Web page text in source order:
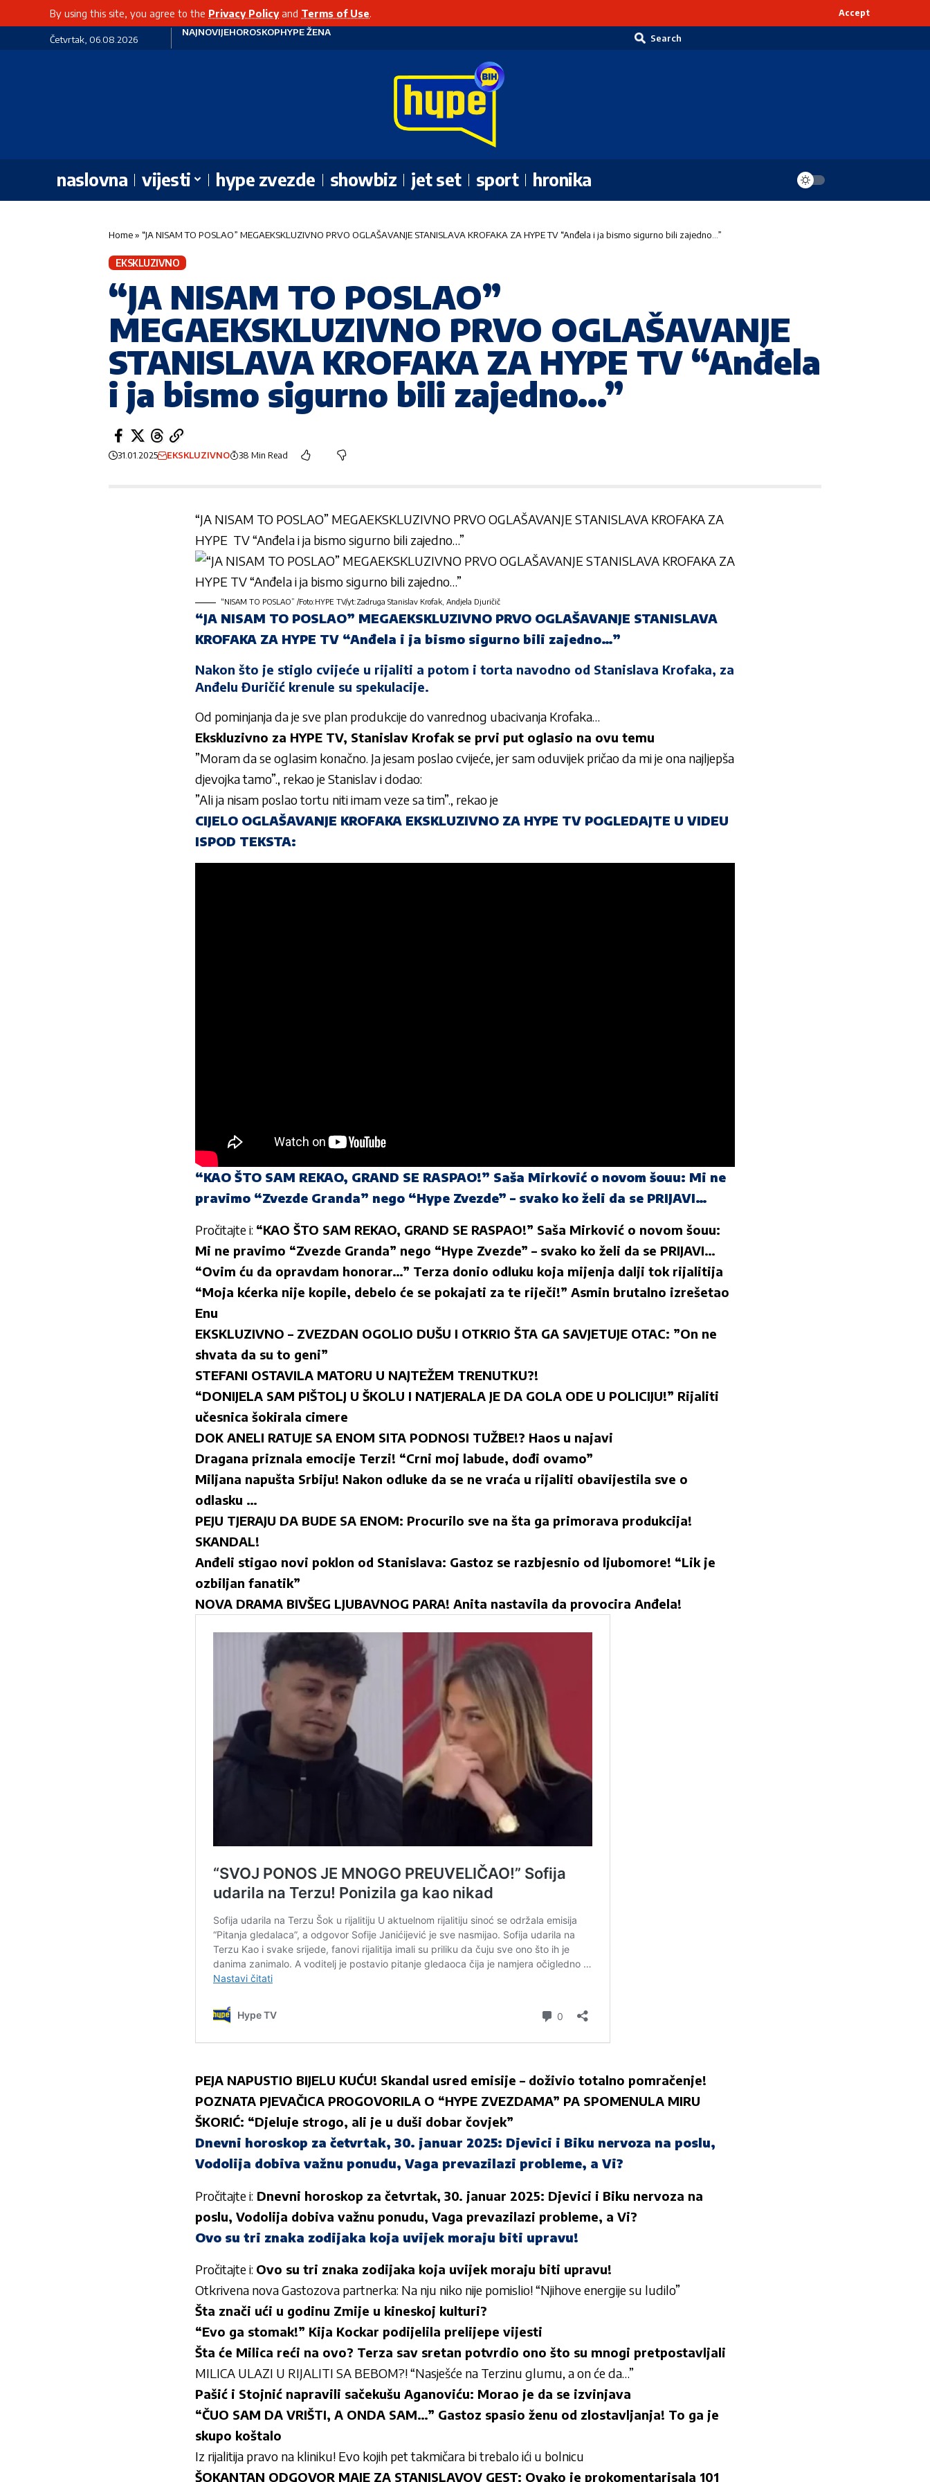
By using this site, you agree to the Privacy Policyand Terms of Use. Accept
Četvrtak, 06.08.2026
NAJNOVIJEHOROSKOPHYPE ŽENA
Search
naslovna vijesti hype zvezde showbiz jet set sport hronika
Home» “JA NISAM TO POSLAO” MEGAEKSKLUZIVNO PRVO OGLAŠAVANJE STANISLAVA KROFAKA ZA HYPE TV “Anđela i ja bismo sigurno bili zajedno…”
EKSKLUZIVNO
“JA NISAM TO POSLAO”
MEGAEKSKLUZIVNO PRVO OGLAŠAVANJE
STANISLAVA KROFAKA ZA HYPE TV “Anđela
i ja bismo sigurno bili zajedno…”
31.01.2025 EKSKLUZIVNO 38 Min Read
“JA NISAM TO POSLAO” MEGAEKSKLUZIVNO PRVO OGLAŠAVANJE STANISLAVA KROFAKA ZA
HYPE TV“Anđela i ja bismo sigurno bili zajedno…”
“NISAM TO POSLAO” /Foto:HYPE TV/yt:Zadruga Stanislav Krofak, Andjela Djuričič
“JA NISAM TO POSLAO” MEGAEKSKLUZIVNO PRVO OGLAŠAVANJE STANISLAVA
KROFAKA ZA HYPE TV “Anđela i ja bismo sigurno bili zajedno…”
Nakon što je stiglo cvijeće u rijaliti a potom i torta navodno od Stanislava Krofaka, za
Anđelu Đuričić krenule su spekulacije.
Od pominjanja da je sve plan produkcije do vanrednog ubacivanja Krofaka…
Ekskluzivno za HYPE TV, Stanislav Krofak se prvi put oglasio na ovu temu
”Moram da se oglasim konačno. Ja jesam poslao cvijeće, jer sam oduvijek pričao da mi je ona najljepša
djevojka tamo”., rekao je Stanislav i dodao:
”Ali ja nisam poslao tortu niti imam veze sa tim”., rekao je
CIJELO OGLAŠAVANJE KROFAKA EKSKLUZIVNO ZA HYPE TV POGLEDAJTE U VIDEU
ISPOD TEKSTA:
“KAO ŠTO SAM REKAO, GRAND SE RASPAO!” Saša Mirković o novom šouu: Mi ne
pravimo “Zvezde Granda” nego “Hype Zvezde” – svako ko želi da se PRIJAVI…
Pročitajte i: “KAO ŠTO SAM REKAO, GRAND SE RASPAO!” Saša Mirković o novom šouu:
Mi ne pravimo “Zvezde Granda” nego “Hype Zvezde” – svako ko želi da se PRIJAVI…
“Ovim ću da opravdam honorar…” Terza donio odluku koja mijenja dalji tok rijalitija
“Moja kćerka nije kopile, debelo će se pokajati za te riječi!” Asmin brutalno izrešetao
Enu
EKSKLUZIVNO – ZVEZDAN OGOLIO DUŠU I OTKRIO ŠTA GA SAVJETUJE OTAC: ”On ne
shvata da su to geni”
STEFANI OSTAVILA MATORU U NAJTEŽEM TRENUTKU?!
“DONIJELA SAM PIŠTOLJ U ŠKOLU I NATJERALA JE DA GOLA ODE U POLICIJU!” Rijaliti
učesnica šokirala cimere
DOK ANELI RATUJE SA ENOM SITA PODNOSI TUŽBE!? Haos u najavi
Dragana priznala emocije Terzi! “Crni moj labude, dođi ovamo”
Miljana napušta Srbiju! Nakon odluke da se ne vraća u rijaliti obavijestila sve o
odlasku …
PEJU TJERAJU DA BUDE SA ENOM: Procurilo sve na šta ga primorava produkcija!
SKANDAL!
Anđeli stigao novi poklon od Stanislava: Gastoz se razbjesnio od ljubomore! “Lik je
ozbiljan fanatik”
NOVA DRAMA BIVŠEG LJUBAVNOG PARA! Anita nastavila da provocira Anđela!
PEJA NAPUSTIO BIJELU KUĆU! Skandal usred emisije – doživio totalno pomračenje!
POZNATA PJEVAČICA PROGOVORILA O “HYPE ZVEZDAMA” PA SPOMENULA MIRU
ŠKORIĆ: “Djeluje strogo, ali je u duši dobar čovjek”
Dnevni horoskop za četvrtak, 30. januar 2025: Djevici i Biku nervoza na poslu,
Vodolija dobiva važnu ponudu, Vaga prevazilazi probleme, a Vi?
Pročitajte i: Dnevni horoskop za četvrtak, 30. januar 2025: Djevici i Biku nervoza na
poslu, Vodolija dobiva važnu ponudu, Vaga prevazilazi probleme, a Vi?
Ovo su tri znaka zodijaka koja uvijek moraju biti upravu!
Pročitajte i: Ovo su tri znaka zodijaka koja uvijek moraju biti upravu!
Otkrivena nova Gastozova partnerka: Na nju niko nije pomislio! “Njihove energije su ludilo”
Šta znači ući u godinu Zmije u kineskoj kulturi?
“Evo ga stomak!” Kija Kockar podijelila prelijepe vijesti
Šta će Milica reći na ovo? Terza sav sretan potvrdio ono što su mnogi pretpostavljali
MILICA ULAZI U RIJALITI SA BEBOM?! “Nasješće na Terzinu glumu, a on će da…”
Pašić i Stojnić napravili sačekušu Aganoviću: Morao je da se izvinjava
“ČUO SAM DA VRIŠTI, A ONDA SAM…” Gastoz spasio ženu od zlostavljanja! To ga je
skupo koštalo
Iz rijalitija pravo na kliniku! Evo kojih pet takmičara bi trebalo ići u bolnicu
ŠOKANTAN ODGOVOR MAJE ZA STANISLAVOV GEST: Ovako je prokomentarisala 101